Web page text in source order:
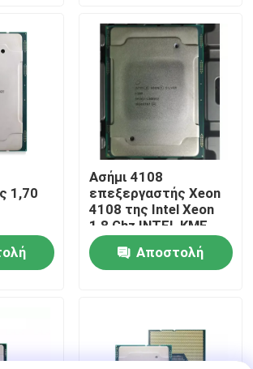
εργοστάσιο
μαζί μας
αποθήκευσης ραφιών
1,70
Ασήμι 4108
επεξεργαστής Xeon
4108 της Intel Xeon
1,8 Ghz INTEL ΚΜΕ
Αποστολή